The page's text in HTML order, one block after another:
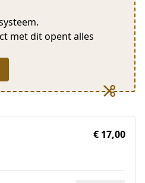
met dit opent alles
€ 17,00